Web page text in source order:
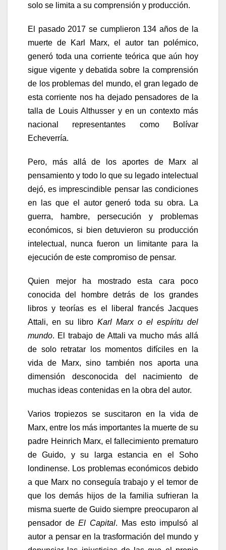
solo se limita a su comprensión y producción.
El pasado 2017 se cumplieron 134 años de la
muerte de Karl Marx, el autor tan polémico,
generó toda una corriente teórica que aún hoy
sigue vigente y debatida sobre la comprensión
de los problemas del mundo, el gran legado de
esta corriente nos ha dejado pensadores de la
talla de Louis Althusser y en un contexto más
nacional representantes como Bolívar
Echeverría.
Pero, más allá de los aportes de Marx al
pensamiento y todo lo que su legado intelectual
dejó, es imprescindible pensar las condiciones
en las que el autor generó toda su obra. La
guerra, hambre, persecución y problemas
económicos, si bien detuvieron su producción
intelectual, nunca fueron un limitante para la
ejecución de este compromiso de pensar.
Quien mejor ha mostrado esta cara poco
conocida del hombre detrás de los grandes
libros y teorías es el liberal francés Jacques
Attali, en su libro Karl Marx o el espíritu del
mundo. El trabajo de Attali va mucho más allá
de solo retratar los momentos difíciles en la
vida de Marx, sino también nos aporta una
dimensión desconocida del nacimiento de
muchas ideas contenidas en la obra del autor.
Varios tropiezos se suscitaron en la vida de
Marx, entre los más importantes la muerte de su
padre Heinrich Marx, el fallecimiento prematuro
de Guido, y su larga estancia en el Soho
londinense. Los problemas económicos debido
a que Marx no conseguía trabajo y el temor de
que los demás hijos de la familia sufrieran la
misma suerte de Guido siempre preocuparon al
pensador deEl Capital. Mas esto impulsó al
autor a pensar en la trasformación del mundo y